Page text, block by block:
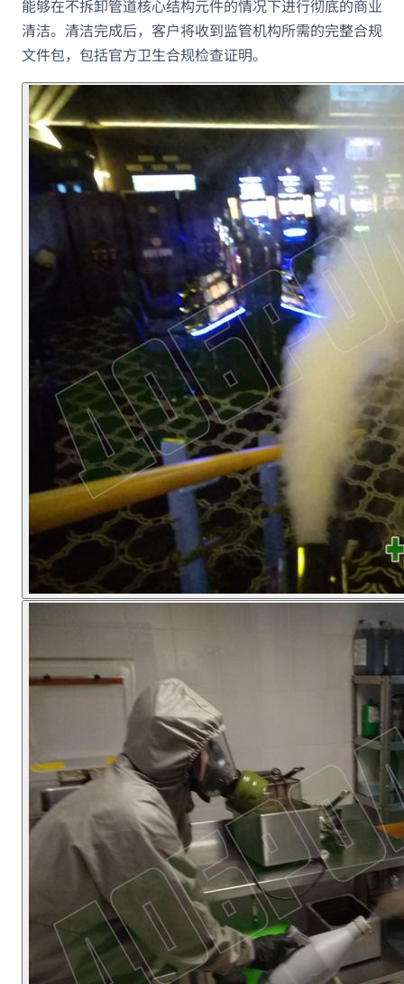
能够在不拆卸管道核心结构元件的情况下进行彻底的商业
清洁。清洁完成后，客户将收到监管机构所需的完整合规
文件包，包括官方卫生合规检查证明。